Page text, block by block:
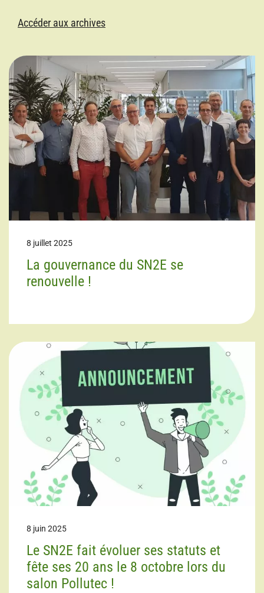
Accéder aux archives
8 juillet 2025
La gouvernance du SN2E se
renouvelle !
8 juin 2025
Le SN2E fait évoluer ses statuts et
fête ses 20 ans le 8 octobre lors du
salon Pollutec !